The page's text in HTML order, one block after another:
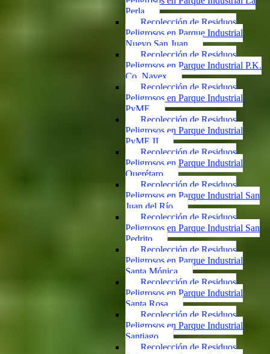
Perla
Recolección de Residuos
Peligrosos en Parque Industrial
Nuevo San Juan
Recolección de Residuos
Peligrosos en Parque Industrial P.K.
Co. Navex
Recolección de Residuos
Peligrosos en Parque Industrial
PyME
Recolección de Residuos
Peligrosos en Parque Industrial
PyME II
Recolección de Residuos
Peligrosos en Parque Industrial
Querétaro
Recolección de Residuos
Peligrosos en Parque Industrial San
Juan del Río
Recolección de Residuos
Peligrosos en Parque Industrial San
Pedrito
Recolección de Residuos
Peligrosos en Parque Industrial
Santa Mónica
Recolección de Residuos
Peligrosos en Parque Industrial
Santa Rosa
Recolección de Residuos
Peligrosos en Parque Industrial
Santiago
Recolección de Residuos